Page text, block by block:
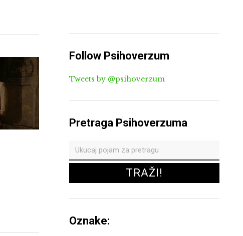
Follow Psihoverzum
Tweets by @psihoverzum
Pretraga Psihoverzuma
Oznake: